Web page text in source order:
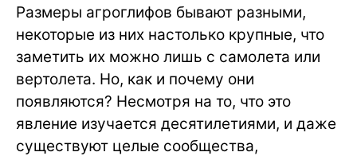
Размеры агроглифов бывают разными,
некоторые из них настолько крупные, что
заметить их можно лишь с самолета или
вертолета. Но, как и почему они
появляются? Несмотря на то, что это
явление изучается десятилетиями, и даже
существуют целые сообщества,